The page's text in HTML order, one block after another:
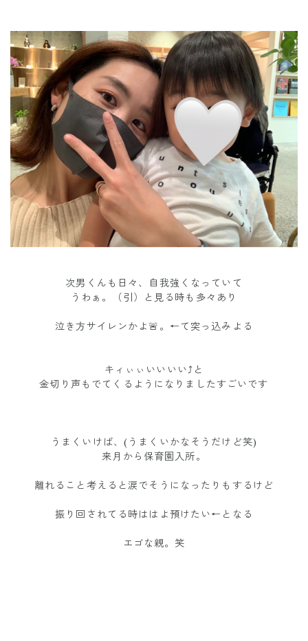
次男くんも日々、自我強くなっていて
うわぁ。（引）と見る時も多々あり
泣き方サイレンかよ🚨。←て突っ込みよる
キィぃぃいいいい⤴︎と
金切り声もでてくるようになりましたすごいです
うまくいけば、(うまくいかなそうだけど笑)
来月から保育園入所。
離れること考えると涙でそうになったりもするけど
振り回されてる時ははよ預けたい←となる
エゴな親。笑